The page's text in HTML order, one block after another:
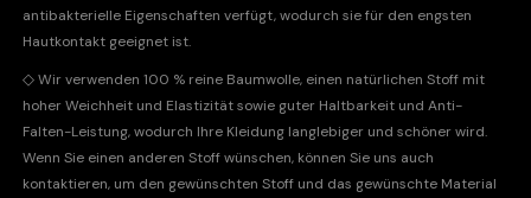
antibakterielle Eigenschaften verfügt, wodurch sie für den engsten
Hautkontakt geeignet ist.
◇ Wir verwenden 100 % reine Baumwolle, einen natürlichen Stoff mit
hoher Weichheit und Elastizität sowie guter Haltbarkeit und Anti-
Falten-Leistung, wodurch Ihre Kleidung langlebiger und schöner wird.
Wenn Sie einen anderen Stoff wünschen, können Sie uns auch
kontaktieren, um den gewünschten Stoff und das gewünschte Material